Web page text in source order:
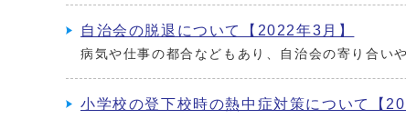
自治会の脱退について【2022年3月】
病気や仕事の都合などもあり、自治会の寄り合い
小学校の登下校時の熱中症対策について【